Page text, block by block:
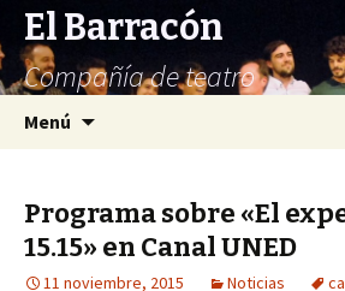
El Barracón
Compañía de teatro
Menú
Programa sobre «El
15.15» en Canal UNED
11 noviembre, 2015 Noticias